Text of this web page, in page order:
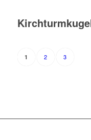
1 2 3